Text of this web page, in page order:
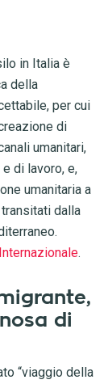
in Italia è
della
per cui
di
umanitari,
di lavoro, e,
umanitaria a
dalla
.
di
“viaggio della